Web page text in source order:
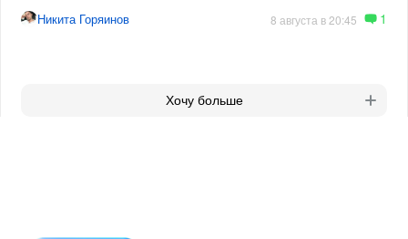
Никита Горяинов 8 августа в 20:45 1
Хочу больше